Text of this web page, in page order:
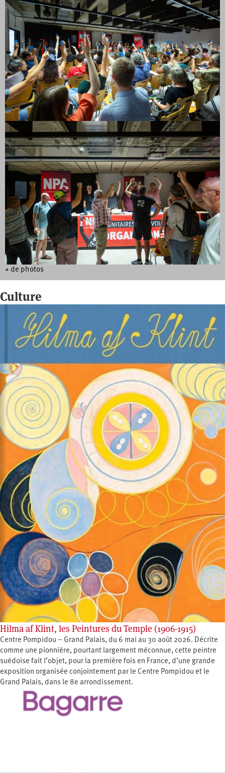
+ de photos
Culture
Hilma af Klint, les Peintures du Temple (1906-1915)
Centre Pompidou – Grand Palais, du 6 mai au 30 août 2026. Décrite
comme une pionnière, pourtant largement méconnue, cette peintre
suédoise fait l’objet, pour la première fois en France, d’une grande
exposition organisée conjointement par le Centre Pompidou et le
Grand Palais, dans le 8e arrondissement.